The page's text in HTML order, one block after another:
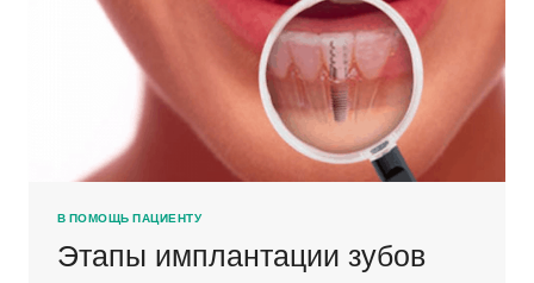
В ПОМОЩЬ ПАЦИЕНТУ
Этапы имплантации зубов